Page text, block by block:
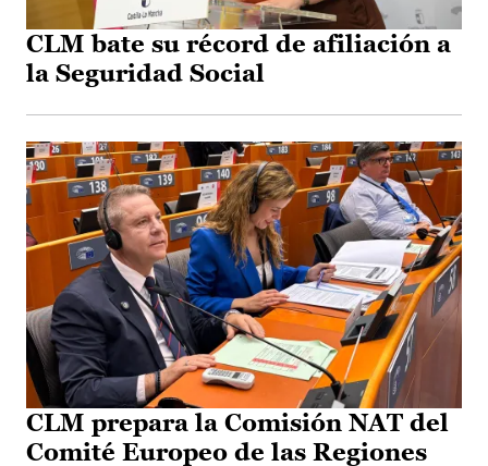
CLM bate su récord de afiliación a
la Seguridad Social
CLM prepara la Comisión NAT del
Comité Europeo de las Regiones